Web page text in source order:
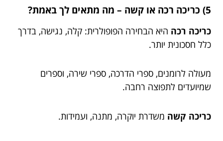
5) כריכה רכה או קשה – מה מתאים לך באמת?
כריכה רכה היא הבחירה הפופולרית: קלה, נגישה, בדרך
כלל חסכונית יותר.
מעולה לרומנים, ספרי הדרכה, ספרי שירה, וספרים
שמיועדים לתפוצה רחבה.
כריכה קשה משדרת יוקרה, מתנה, ועמידות.